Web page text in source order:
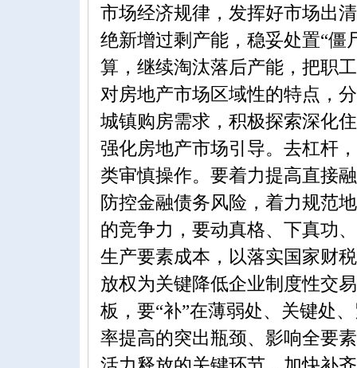
市场经济规律，发挥好市场出
绝新增过剩产能，稳妥处置“僵
算，继续淘汰落后产能，把职
对房地产市场区域性的特点，
城镇购房需求，积极探索深化
强化房地产市场引导。去杠杆
类审慎操作。要着力提高直接
防控金融债务风险，着力规范
的竞争力，要动真格、下真功
生产要素成本，以落实国家财
放权为关键降低企业制度性交
板，要“补”在薄弱处、关键处
率提高的突出瓶颈、影响全要